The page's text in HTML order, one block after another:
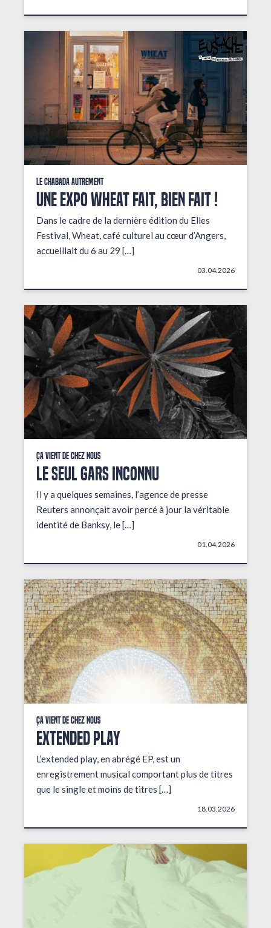
Le Chabada autrement
Une expo wheat fait, bien fait !
Dans le cadre de la dernière édition du Elles
Festival, Wheat, café culturel au cœur d’Angers,
accueillait du 6 au 29 […]
03.04.2026
Ça vient de chez nous
LE SEUL GARS INCONNU
Il y a quelques semaines, l’agence de presse
Reuters annonçait avoir percé à jour la véritable
identité de Banksy, le […]
01.04.2026
Ça vient de chez nous
EXTENDED PLAY
L’extended play, en abrégé EP, est un
enregistrement musical comportant plus de titres
que le single et moins de titres […]
18.03.2026